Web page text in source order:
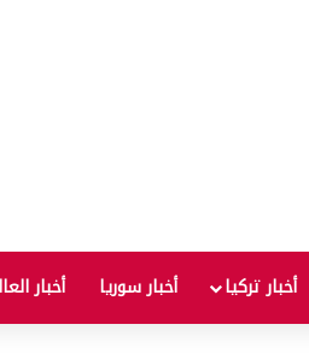
أخبار تركيا أخبار سوريا أخبار